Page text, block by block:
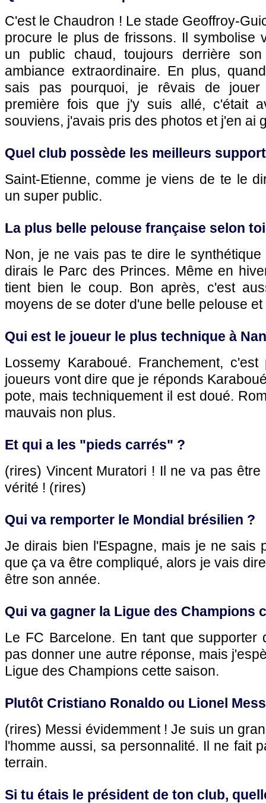
C'est le Chaudron ! Le stade Geoffroy-
procure le plus de frissons. Il symbolise
un public chaud, toujours derrière
ambiance extraordinaire. En plus,
sais pas pourquoi, je rêvais de
première fois que j'y suis allé, c'était
souviens, j'avais pris des photos et j'en ai
Quel club possède les meilleurs
Saint-Etienne, comme je viens de te le
un super public.
La plus belle pelouse française selon
Non, je ne vais pas te dire le
dirais le Parc des Princes. Même en
tient bien le coup. Bon après, c'est
moyens de se doter d'une belle pelouse
Qui est le joueur le plus technique à
Lossemy Karaboué. Franchement,
joueurs vont dire que je réponds
pote, mais techniquement il est doué.
mauvais non plus.
Et qui a les "pieds carrés" ?
(rires) Vincent Muratori ! Il ne va pas
vérité ! (rires)
Qui va remporter le Mondial brésilien ?
Je dirais bien l'Espagne, mais je ne sais
que ça va être compliqué, alors je vais
être son année.
Qui va gagner la Ligue des Champions
Le FC Barcelone. En tant que supporter
pas donner une autre réponse, mais
Ligue des Champions cette saison.
Plutôt Cristiano Ronaldo ou Lionel
(rires) Messi évidemment ! Je suis un
l'homme aussi, sa personnalité. Il ne fait
terrain.
Si tu étais le président de ton club,